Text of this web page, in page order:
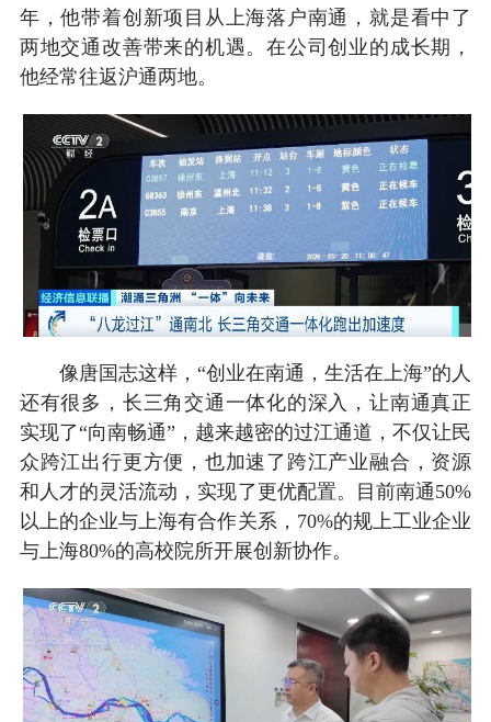
年，他带着创新项目从上海落户南通，就是看中了
两地交通改善带来的机遇。在公司创业的成长期，
他经常往返沪通两地。
像唐国志这样，“创业在南通，生活在上海”的人
还有很多，长三角交通一体化的深入，让南通真正
实现了“向南畅通”，越来越密的过江通道，不仅让民
众跨江出行更方便，也加速了跨江产业融合，资源
和人才的灵活流动，实现了更优配置。目前南通50%
以上的企业与上海有合作关系，70%的规上工业企业
与上海80%的高校院所开展创新协作。